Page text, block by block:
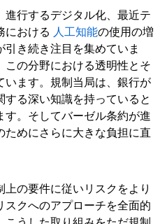
行するデジタル化、最近テ
における 人工知能の使用の増
き続き注目を集めていま
の分野における透明性とそ
います。規制当局は、銀行が
る深い知識を持っていると
。そしてバーゼル条約が進
めにさらに大きな負担に直
の要件に従いリスクをより
クへのアプローチを全面的